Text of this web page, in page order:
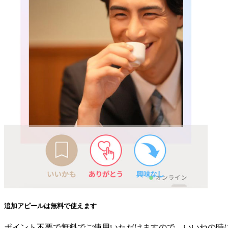
追加アピールは無料で使えます